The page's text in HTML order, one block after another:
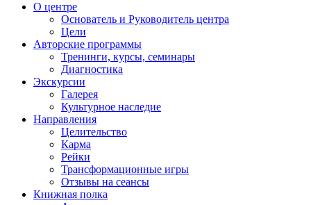
О центре
Основатель и Руководитель центра
Цели
Авторские программы
Тренинги, курсы, семинары
Диагностика
Экскурсии
Галерея
Культурное наследие
Направления
Целительство
Карма
Рейки
Трансформационные игры
Отзывы на сеансы
Книжная полка